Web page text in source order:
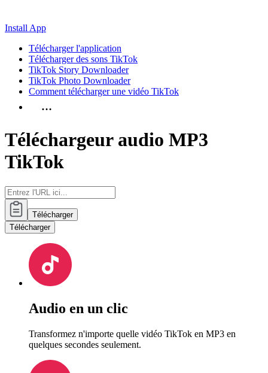
Install App
Télécharger l'application
Télécharger des sons TikTok
TikTok Story Downloader
TikTok Photo Downloader
Comment télécharger une vidéo TikTok
…
Téléchargeur audio MP3
TikTok
Télécharger
Télécharger
Audio en un clic
Transformez n'importe quelle vidéo TikTok en MP3 en
quelques secondes seulement.